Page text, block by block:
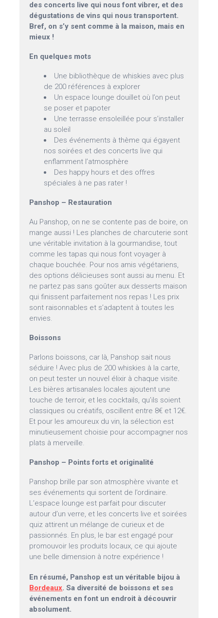
des concerts live qui nous font vibrer, et des
dégustations de vins qui nous transportent.
Bref, on s’y sent comme à la maison, mais en
mieux !
En quelques mots
Une bibliothèque de whiskies avec plus
de 200 références à explorer
Un espace lounge douillet où l’on peut
se poser et papoter
Une terrasse ensoleillée pour s’installer
au soleil
Des événements à thème qui égayent
nos soirées et des concerts live qui
enflamment l’atmosphère
Des happy hours et des offres
spéciales à ne pas rater !
Panshop – Restauration
Au Panshop, on ne se contente pas de boire, on
mange aussi ! Les planches de charcuterie sont
une véritable invitation à la gourmandise, tout
comme les tapas qui nous font voyager à
chaque bouchée. Pour nos amis végétariens,
des options délicieuses sont aussi au menu. Et
ne partez pas sans goûter aux desserts maison
qui finissent parfaitement nos repas ! Les prix
sont raisonnables et s’adaptent à toutes les
envies.
Boissons
Parlons boissons, car là, Panshop sait nous
séduire ! Avec plus de 200 whiskies à la carte,
on peut tester un nouvel élixir à chaque visite.
Les bières artisanales locales ajoutent une
touche de terroir, et les cocktails, qu’ils soient
classiques ou créatifs, oscillent entre 8€ et 12€.
Et pour les amoureux du vin, la sélection est
minutieusement choisie pour accompagner nos
plats à merveille.
Panshop – Points forts et originalité
Panshop brille par son atmosphère vivante et
ses événements qui sortent de l’ordinaire.
L’espace lounge est parfait pour discuter
autour d’un verre, et les concerts live et soirées
quiz attirent un mélange de curieux et de
passionnés. En plus, le bar est engagé pour
promouvoir les produits locaux, ce qui ajoute
une belle dimension à notre expérience !
En résumé, Panshop est un véritable bijou à
Bordeaux. Sa diversité de boissons et ses
événements en font un endroit à découvrir
absolument.